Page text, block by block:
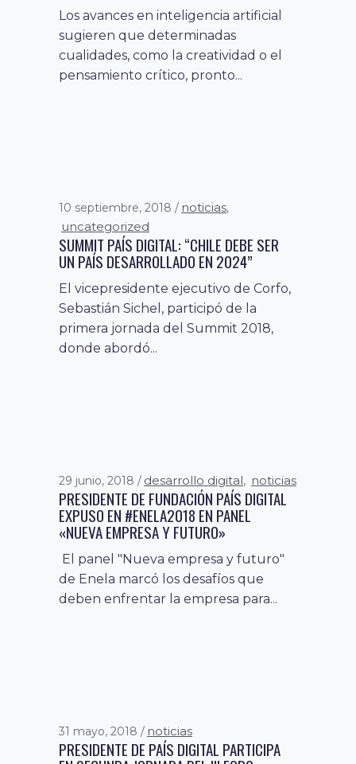
Los avances en inteligencia artificial
sugieren que determinadas
cualidades, como la creatividad o el
pensamiento crítico, pronto...
10 septiembre, 2018 noticias,
uncategorized
SUMMIT PAÍS DIGITAL: “CHILE DEBE SER
UN PAÍS DESARROLLADO EN 2024”
El vicepresidente ejecutivo de Corfo,
Sebastián Sichel, participó de la
primera jornada del Summit 2018,
donde abordó...
29 junio, 2018 desarrollo digital, noticias
PRESIDENTE DE FUNDACIÓN PAÍS DIGITAL
EXPUSO EN #ENELA2018 EN PANEL
«NUEVA EMPRESA Y FUTURO»
El panel "Nueva empresa y futuro"
de Enela marcó los desafíos que
deben enfrentar la empresa para...
31 mayo, 2018 noticias
PRESIDENTE DE PAÍS DIGITAL PARTICIPA